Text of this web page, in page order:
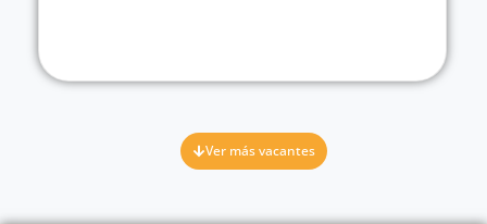
Ver más vacantes